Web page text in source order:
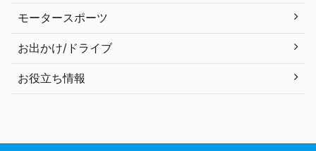
モータースポーツ
お出かけ/ドライブ
お役立ち情報